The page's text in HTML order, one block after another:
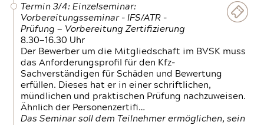
Termin 3/4: Einzelseminar:
Vorbereitungsseminar - IFS/ATR -
Prüfung — Vorbereitung Zertifizierung
8.30—16.30 Uhr
Der Bewerber um die Mitgliedschaft im BVSK muss
das Anforderungsprofil für den Kfz-
Sachverständigen für Schäden und Bewertung
erfüllen. Dieses hat er in einer schriftlichen,
mündlichen und praktischen Prüfung nachzuweisen.
Ähnlich der Personenzertifi…
Das Seminar soll dem Teilnehmer ermöglichen, sein